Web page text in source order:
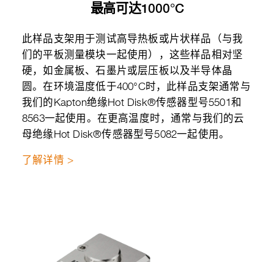
最高可达1000°C
此样品支架用于测试高导热板或片状样品（与我
们的平板测量模块一起使用），这些样品相对坚
硬，如金属板、石墨片或层压板以及半导体晶
圆。在环境温度低于400°C时，此样品支架通常与
我们的Kapton绝缘Hot Disk®传感器型号5501和
8563一起使用。在更高温度时，通常与我们的云
母绝缘Hot Disk®传感器型号5082一起使用。
了解详情 >